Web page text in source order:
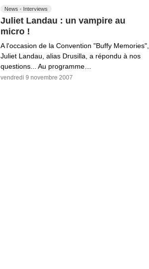
News - Interviews
Juliet Landau : un vampire au
micro !
A l'occasion de la Convention "Buffy Memories",
Juliet Landau, alias Drusilla, a répondu à nos
questions... Au programme…
vendredi 9 novembre 2007